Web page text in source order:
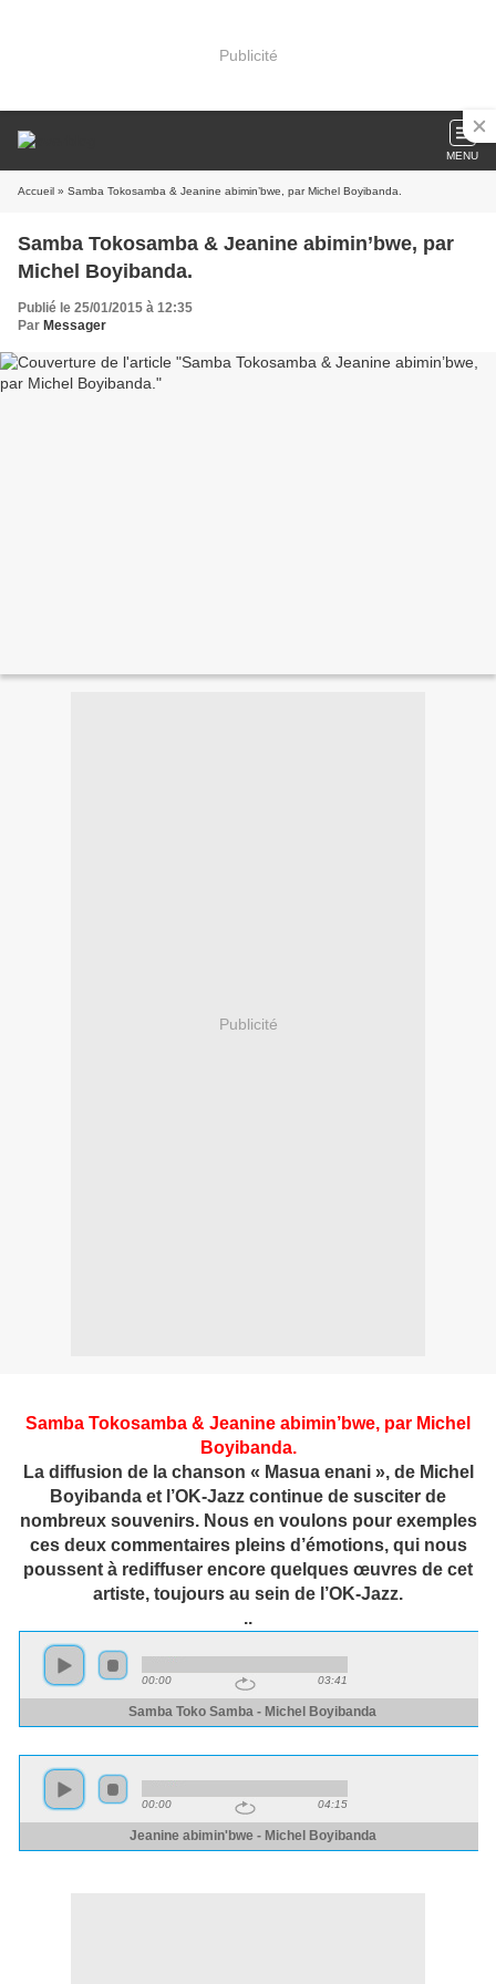
Publicité
MENU
Accueil » Samba Tokosamba & Jeanine abimin’bwe, par Michel Boyibanda.
Samba Tokosamba & Jeanine abimin’bwe, par
Michel Boyibanda.
Publié le 25/01/2015 à 12:35
Par Messager
Publicité
Samba Tokosamba & Jeanine abimin’bwe, par Michel
Boyibanda.
La diffusion de la chanson « Masua enani », de Michel
Boyibanda et l’OK-Jazz continue de susciter de
nombreux souvenirs. Nous en voulons pour exemples
ces deux commentaires pleins d’émotions, qui nous
poussent à rediffuser encore quelques œuvres de cet
artiste, toujours au sein de l’OK-Jazz.